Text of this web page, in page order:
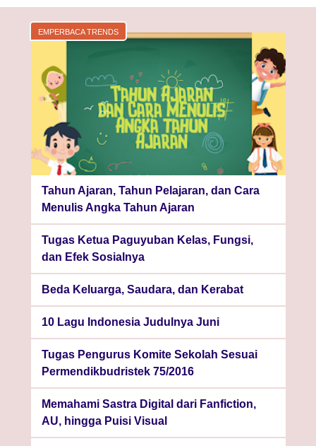
EMPERBACA TRENDS
Tahun Ajaran, Tahun Pelajaran, dan Cara
Menulis Angka Tahun Ajaran
Tugas Ketua Paguyuban Kelas, Fungsi,
dan Efek Sosialnya
Beda Keluarga, Saudara, dan Kerabat
10 Lagu Indonesia Judulnya Juni
Tugas Pengurus Komite Sekolah Sesuai
Permendikbudristek 75/2016
Memahami Sastra Digital dari Fanfiction,
AU, hingga Puisi Visual